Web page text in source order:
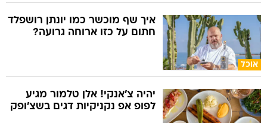
אוכל
איך שף מוכשר כמו יונתן רושפלד
חתום על כזו ארוחה גרועה?
יהיה צ'אנקי! אלן טלמור מגיע
לפופ אפ נקניקיות דגים בשצ'ופק